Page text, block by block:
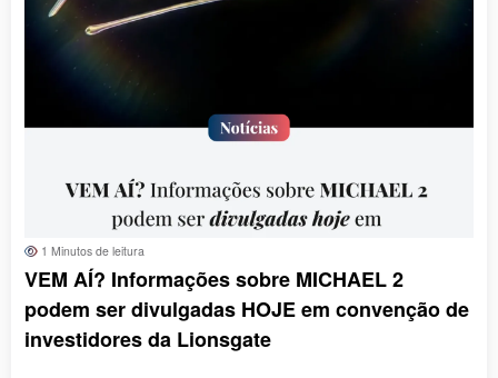
1 Minutos de leitura
VEM AÍ? Informações sobre MICHAEL 2
podem ser divulgadas HOJE em convenção de
investidores da Lionsgate